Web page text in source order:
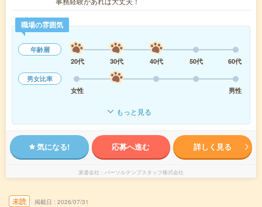
職場の雰囲気
年齢層
20代
30代 40代 50代
60代
男女比率
女性
男性
もっと見る
気になる! 応募へ進む 詳しく見る
派遣会社 パーソルテンプスタッフ株式会社
未読 掲載日 2026/07/31